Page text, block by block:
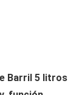
Barril 5 litros